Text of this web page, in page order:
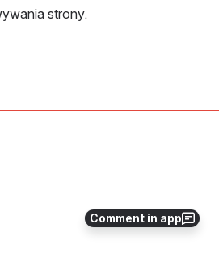
Comment in app
strony.